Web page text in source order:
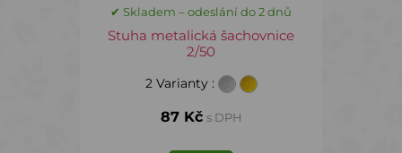
✔ Skladem – odeslání do 2 dnů
Stuha metalická šachovnice
2/50
2 Varianty :
87 Kč s DPH